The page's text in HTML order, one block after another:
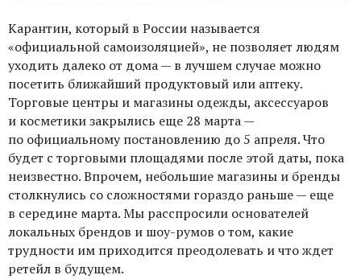
Карантин, который в России называется
«официальной самоизоляцией», не позволяет людям
уходить далеко от дома — в лучшем случае можно
посетить ближайший продуктовый или аптеку.
Торговые центры и магазины одежды, аксессуаров
и косметики закрылись еще 28 марта —
по официальному постановлению до 5 апреля. Что
будет с торговыми площадями после этой даты, пока
неизвестно. Впрочем, небольшие магазины и бренды
столкнулись со сложностями гораздо раньше — еще
в середине марта. Мы расспросили основателей
локальных брендов и шоу-румов о том, какие
трудности им приходится преодолевать и что ждет
ретейл в будущем.